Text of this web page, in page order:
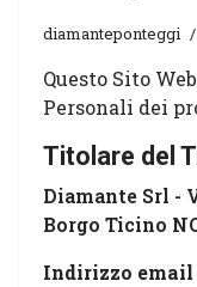
diamanteponteggi
Questo Sito
Personali dei
Titolare del
Diamante Srl -
Borgo Ticino
Indirizzo email